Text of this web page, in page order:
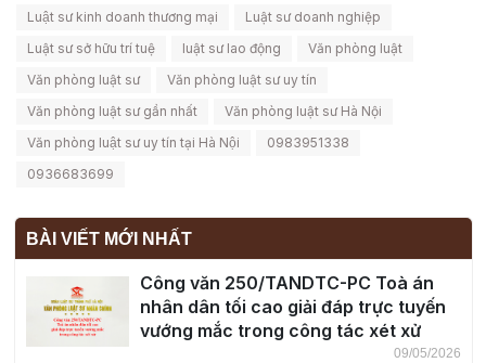
Luật sư kinh doanh thương mại
Luật sư doanh nghiệp
Luật sư sở hữu trí tuệ
luật sư lao động
Văn phòng luật
Văn phòng luật sư
Văn phòng luật sư uy tín
Văn phòng luật sư gần nhất
Văn phòng luật sư Hà Nội
Văn phòng luật sư uy tín tại Hà Nội
0983951338
0936683699
BÀI VIẾT MỚI NHẤT
Công văn 250/TANDTC-PC Toà án
nhân dân tối cao giải đáp trực tuyến
vướng mắc trong công tác xét xử
09/05/2026